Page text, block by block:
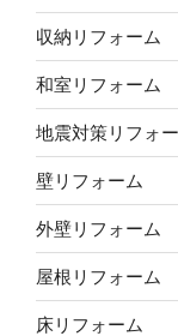
収納リフォーム
和室リフォーム
地震対策リフォ
壁リフォーム
外壁リフォーム
屋根リフォーム
床リフォーム